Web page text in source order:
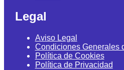
Legal
Aviso Legal
Condiciones Generales
Política de Cookies
Política de Privacidad